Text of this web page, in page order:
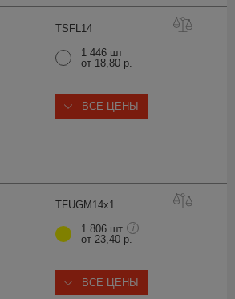
TSFL14
1 446 шт
от 18,80 р.
ВСЕ ЦЕНЫ
TFUGM14x1
1 806 шт i
от 23,40 р.
ВСЕ ЦЕНЫ